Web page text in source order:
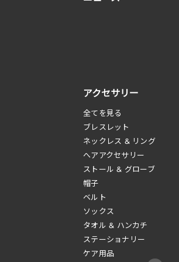
アクセサリー
全てを見る
ブレスレット
ネックレス & リング
へアアクセサリー
ストール & グローブ
帽子
ベルト
ソックス
タオル & ハンカチ
ステーショナリー
ケア用品